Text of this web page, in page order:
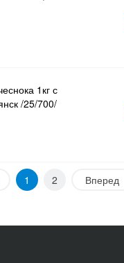
1кг с
/25/700/
1 2 Вперед